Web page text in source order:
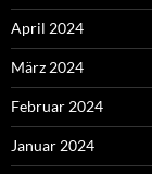
April 2024
März 2024
Februar 2024
Januar 2024